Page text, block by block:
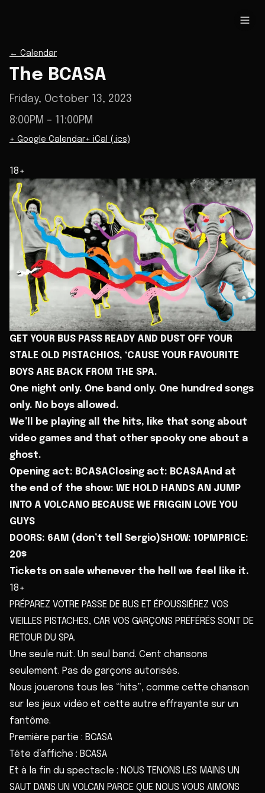
← Calendar
The BCASA
Friday, October 13, 2023
8:00PM – 11:00PM
+ Google Calendar+ iCal (.ics)
18+
GET YOUR BUS PASS READY AND DUST OFF YOUR
STALE OLD PISTACHIOS, ‘CAUSE YOUR FAVOURITE
BOYS ARE BACK FROM THE SPA.
One night only. One band only. One hundred songs
only. No boys allowed.
We’ll be playing all the hits, like that song about
video games and that other spooky one about a
ghost.
Opening act: BCASAClosing act: BCASAAnd at
the end of the show: WE HOLD HANDS AN JUMP
INTO A VOLCANO BECAUSE WE FRIGGIN LOVE YOU
GUYS
DOORS: 6AM (don’t tell Sergio)SHOW: 10PMPRICE:
20$
Tickets on sale whenever the hell we feel like it.
18+
PRÉPAREZ VOTRE PASSE DE BUS ET ÉPOUSSIÉREZ VOS
VIEILLES PISTACHES, CAR VOS GARÇONS PRÉFÉRÉS SONT DE
RETOUR DU SPA.
Une seule nuit. Un seul band. Cent chansons
seulement. Pas de garçons autorisés.
Nous jouerons tous les “hits”, comme cette chanson
sur les jeux vidéo et cette autre effrayante sur un
fantôme.
Première partie : BCASA
Tête d’affiche : BCASA
Et à la fin du spectacle : NOUS TENONS LES MAINS UN
SAUT DANS UN VOLCAN PARCE QUE NOUS VOUS AIMONS